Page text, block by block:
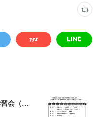
9/26(土)・11/28(土) スキルアップ学習会（試験対策）